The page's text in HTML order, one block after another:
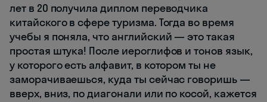
лет в 20 получила диплом переводчика
китайского в сфере туризма. Тогда во время
учебы я поняла, что английский — это такая
простая штука! После иероглифов и тонов язык,
у которого есть алфавит, в котором ты не
заморачиваешься, куда ты сейчас говоришь —
вверх, вниз, по диагонали или по косой, кажется